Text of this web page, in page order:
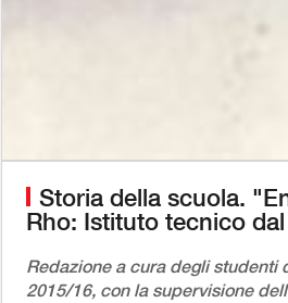
Storia della scuola.
Rho: Istituto tecnico
Redazione a cura degli studenti
2015/16, con la supervisione